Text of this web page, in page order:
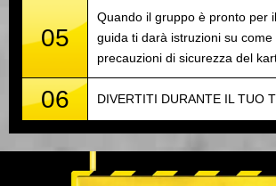
05
Quando il gruppo è pronto per
guida ti darà istruzioni su
precauzioni di sicurezza del
06 DIVERTITI DURANTE IL TUO